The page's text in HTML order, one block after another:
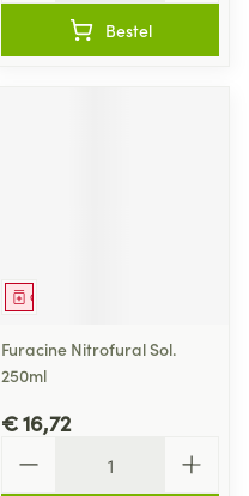
Bestel
Geneesmiddel
Furacine Nitrofural Sol.
250ml
€ 16,72